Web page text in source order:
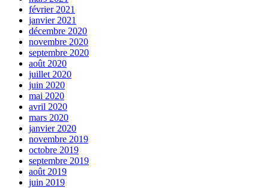
février 2021
janvier 2021
décembre 2020
novembre 2020
septembre 2020
août 2020
juillet 2020
juin 2020
mai 2020
avril 2020
mars 2020
janvier 2020
novembre 2019
octobre 2019
septembre 2019
août 2019
juin 2019